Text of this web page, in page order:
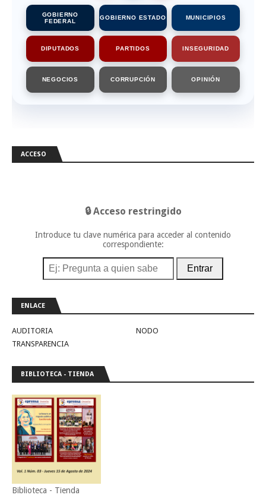
GOBIERNO
FEDERAL
GOBIERNO ESTADO MUNICIPIOS
DIPUTADOS PARTIDOS INSEGURIDAD
NEGOCIOS CORRUPCIÓN OPINIÓN
ACCESO
🔒 Acceso restringido
Introduce tu clave numérica para acceder al contenido
correspondiente:
Entrar
ENLACE
AUDITORIA
NODO
TRANSPARENCIA
BIBLIOTECA - TIENDA
Biblioteca - Tienda